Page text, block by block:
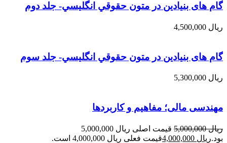
گام های بنیادین در متون حقوقي انگليسي- جلد دوم
ریال
گام های بنیادین در متون حقوقي انگليسي- جلد سوم
ریال
مهندسی مالی؛ مفاهیم و کاربردها
ریال5,000,000
قیمت اصلی ریال 5,000,000
بود.ریال قیمت فعلی ریال 4,000,000 است.